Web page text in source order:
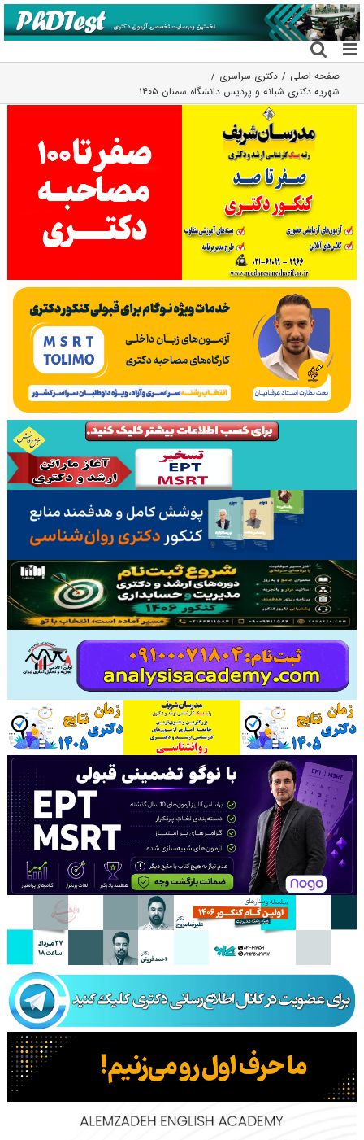
رفتن
به
محتوا
صفحه اصلی
دکتری سراسری
شهریه دکتری شبانه و پردیس دانشگاه سمنان ۱۴۰۵